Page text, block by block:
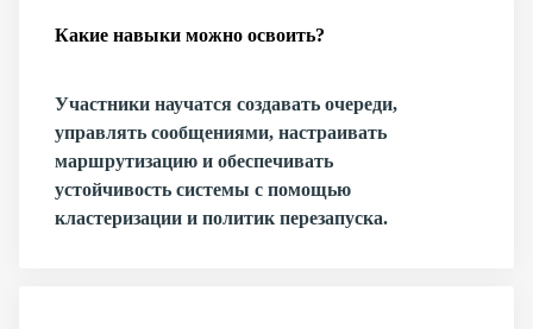
Какие навыки можно освоить?
Участники научатся создавать очереди,
управлять сообщениями, настраивать
маршрутизацию и обеспечивать
устойчивость системы с помощью
кластеризации и политик перезапуска.